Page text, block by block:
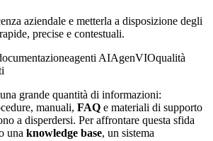
aziendale e metterla a disposizione degli
precise e contestuali.
agenti AIAgenVIOqualità
grande quantità di informazioni:
manuali, FAQ e materiali di supporto
a disperdersi. Per affrontare questa sfida
una knowledge base, un sistema